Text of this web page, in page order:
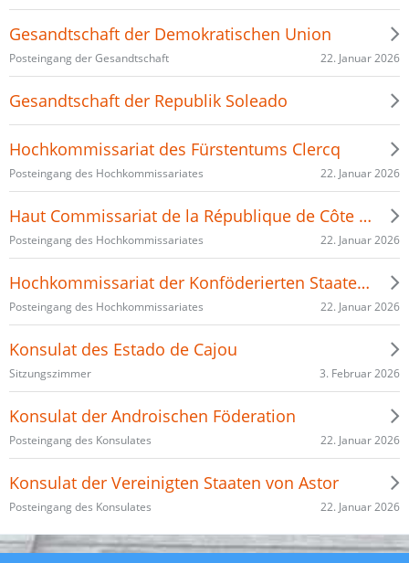
Gesandtschaft der Demokratischen Union
Posteingang der Gesandtschaft 22. Januar 2026
Gesandtschaft der Republik Soleado
Hochkommissariat des Fürstentums Clercq
Posteingang des Hochkommissariates 22. Januar 2026
Haut Commissariat de la République de Côte d'Or
Posteingang des Hochkommissariates 22. Januar 2026
Hochkommissariat der Konföderierten Staaten von Jadaria
Posteingang des Hochkommissariates 22. Januar 2026
Konsulat des Estado de Cajou
Sitzungszimmer 3. Februar 2026
Konsulat der Androischen Föderation
Posteingang des Konsulates 22. Januar 2026
Konsulat der Vereinigten Staaten von Astor
Posteingang des Konsulates 22. Januar 2026